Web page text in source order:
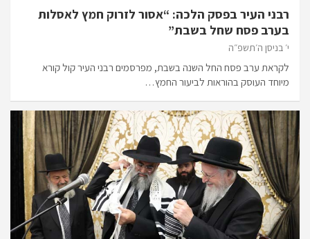
רבני העיר בפסק הלכה: “אסור לזרוק חמץ לאסלות
בערב פסח שחל בשבת”
י׳ בניסן ה׳תשפ״ה
לקראת ערב פסח החל השנה בשבת, מפרסמים רבני העיר קול קורא
מיוחד העוסק בהוראות לביעור החמץ…